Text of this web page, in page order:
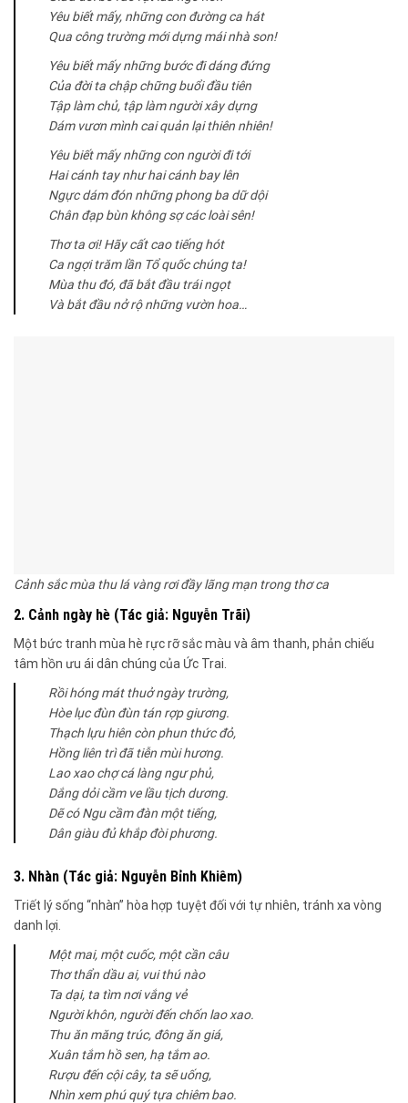
Yêu biết mấy, những con đường ca hát
Qua công trường mới dựng mái nhà son!
Yêu biết mấy những bước đi dáng đứng
Của đời ta chập chững buổi đầu tiên
Tập làm chủ, tập làm người xây dựng
Dám vươn mình cai quản lại thiên nhiên!
Yêu biết mấy những con người đi tới
Hai cánh tay như hai cánh bay lên
Ngực dám đón những phong ba dữ dội
Chân đạp bùn không sợ các loài sên!
Thơ ta ơi! Hãy cất cao tiếng hót
Ca ngợi trăm lần Tổ quốc chúng ta!
Mùa thu đó, đã bắt đầu trái ngọt
Và bắt đầu nở rộ những vườn hoa…
Cảnh sắc mùa thu lá vàng rơi đầy lãng mạn trong thơ ca
2. Cảnh ngày hè (Tác giả: Nguyễn Trãi)
Một bức tranh mùa hè rực rỡ sắc màu và âm thanh, phản chiếu
tâm hồn ưu ái dân chúng của Ức Trai.
Rồi hóng mát thuở ngày trường,
Hòe lục đùn đùn tán rợp giương.
Thạch lựu hiên còn phun thức đỏ,
Hồng liên trì đã tiễn mùi hương.
Lao xao chợ cá làng ngư phủ,
Dắng dỏi cầm ve lầu tịch dương.
Dẽ có Ngu cầm đàn một tiếng,
Dân giàu đủ khắp đòi phương.
3. Nhàn (Tác giả: Nguyễn Bỉnh Khiêm)
Triết lý sống “nhàn” hòa hợp tuyệt đối với tự nhiên, tránh xa vòng
danh lợi.
Một mai, một cuốc, một cần câu
Thơ thẩn dầu ai, vui thú nào
Ta dại, ta tìm nơi vắng vẻ
Người khôn, người đến chốn lao xao.
Thu ăn măng trúc, đông ăn giá,
Xuân tắm hồ sen, hạ tắm ao.
Rượu đến cội cây, ta sẽ uống,
Nhìn xem phú quý tựa chiêm bao.